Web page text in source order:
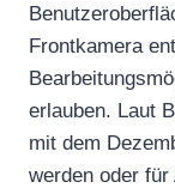
Frontkamera
erlauben. Laut
mit dem
werden oder für